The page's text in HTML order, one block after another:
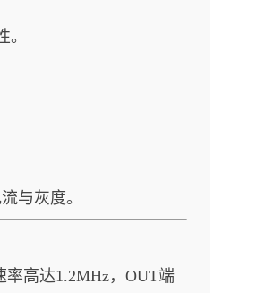
与灰度。
高达1.2MHz，OUT端